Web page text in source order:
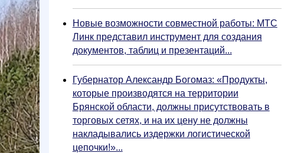
Новые возможности совместной работы: МТС
Линк представил инструмент для создания
документов, таблиц и презентаций...
Губернатор Александр Богомаз: «Продукты,
которые производятся на территории
Брянской области, должны присутствовать в
торговых сетях, и на их цену не должны
накладывались издержки логистической
цепочки!»...